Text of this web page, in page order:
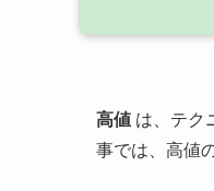
高値 は、テク
事では、高値